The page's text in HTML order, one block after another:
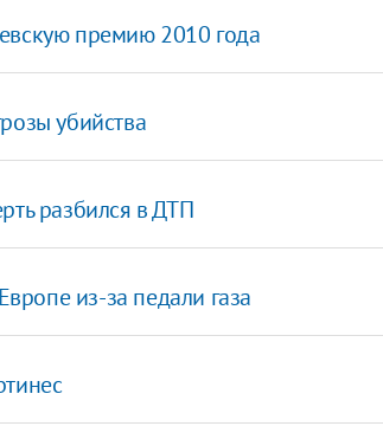
премию 2010 года
убийства
разбился в ДТП
из-за педали газа